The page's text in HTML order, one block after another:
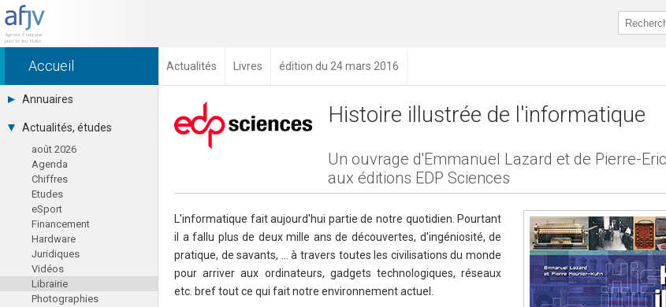
Accueil Actualités Livres édition du 24 mars 2016
Annuaires
Toutes les sociétés (691)
Studios (418)
Editeurs (49)
Distributeurs (16)
Hard. / Accessoires (10)
Middlewares (15)
Prestataires (99)
Assoc. / Syndicats (21)
Formations / Ecoles (46)
Presse spécialisée (17)
Actualités, études
août 2026
Agenda
Chiffres
Etudes
eSport
Financement
Hardware
Juridiques
Vidéos
Librairie
Photographies
Histoire illustrée de l'informatique
Un ouvrage d'Emmanuel Lazard et de Pierre-
aux éditions EDP Sciences
L'informatique fait aujourd'hui partie de notre quotidien. Pourtant
il a fallu plus de deux mille ans de découvertes, d'ingéniosité, de
pratique, de savants, … à travers toutes les civilisations du monde
pour arriver aux ordinateurs, gadgets technologiques, réseaux
etc. bref tout ce qui fait notre environnement actuel.